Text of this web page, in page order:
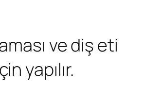
ve diş eti
yapılır.